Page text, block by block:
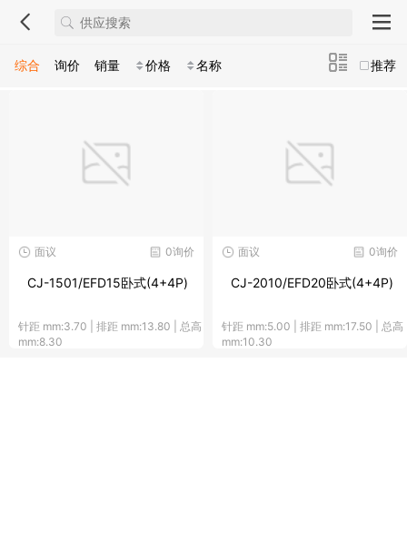
推荐
综合 询价 销量 价格 名称
0询价
面议
CJ-1501/EFD15卧式(4+4P)
针距 mm:3.70 | 排距 mm:13.80 | 总高
mm:8.30
0询价
面议
CJ-2010/EFD20卧式(4+4P)
针距 mm:5.00 | 排距 mm:17.50 | 总高
mm:10.30